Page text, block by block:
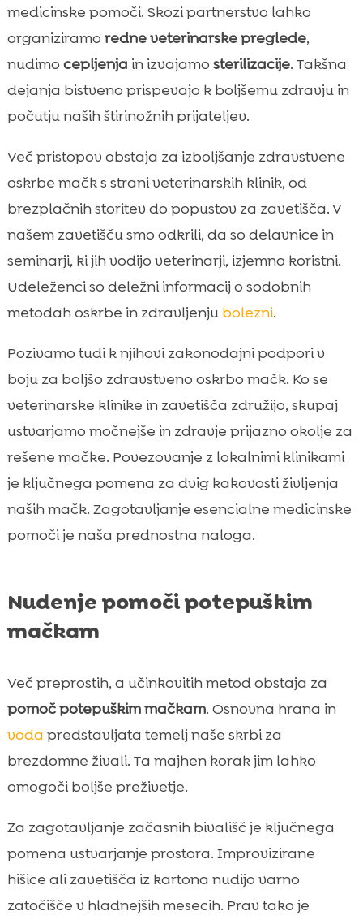
medicinske pomoči. Skozi partnerstvo lahko
organiziramo redne veterinarske preglede,
nudimo cepljenja in izvajamo sterilizacije. Takšna
dejanja bistveno prispevajo k boljšemu zdravju in
počutju naših štirinožnih prijateljev.
Več pristopov obstaja za izboljšanje zdravstvene
oskrbe mačk s strani veterinarskih klinik, od
brezplačnih storitev do popustov za zavetišča. V
našem zavetišču smo odkrili, da so delavnice in
seminarji, ki jih vodijo veterinarji, izjemno koristni.
Udeleženci so deležni informacij o sodobnih
metodah oskrbe in zdravljenju bolezni.
Pozivamo tudi k njihovi zakonodajni podpori v
boju za boljšo zdravstveno oskrbo mačk. Ko se
veterinarske klinike in zavetišča združijo, skupaj
ustvarjamo močnejše in zdravje prijazno okolje za
rešene mačke. Povezovanje z lokalnimi klinikami
je ključnega pomena za dvig kakovosti življenja
naših mačk. Zagotavljanje esencialne medicinske
pomoči je naša prednostna naloga.
Nudenje pomoči potepuškim
mačkam
Več preprostih, a učinkovitih metod obstaja za
pomoč potepuškim mačkam. Osnovna hrana in
voda predstavljata temelj naše skrbi za
brezdomne živali. Ta majhen korak jim lahko
omogoči boljše preživetje.
Za zagotavljanje začasnih bivališč je ključnega
pomena ustvarjanje prostora. Improvizirane
hišice ali zavetišča iz kartona nudijo varno
zatočišče v hladnejših mesecih. Prav tako je